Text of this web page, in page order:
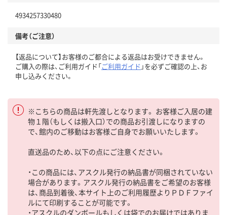
4934257330480
備考（ご注意）
【返品について】お客様のご都合による返品はお受けできません。
ご購入の際は、ご利用ガイド「ご利用ガイド 」を必ずご確認の上、お
申し込みください。
※こちらの商品は軒先渡しとなります。 お客様ご入居の建
物１階（もしくは搬入口）での商品お引渡しになりますの
で、館内のご移動はお客様ご自身でお願いいたします。
直送品のため、以下の点にご注意ください。
・この商品には、アスクル発行の納品書が同梱されていない
場合があります。アスクル発行の納品書をご希望のお客様
は、商品到着後、本サイト上のご利用履歴よりＰＤＦファイ
ルにて印刷することが可能です。
・アスクルのダンボールもしくは袋でのお届けではありま